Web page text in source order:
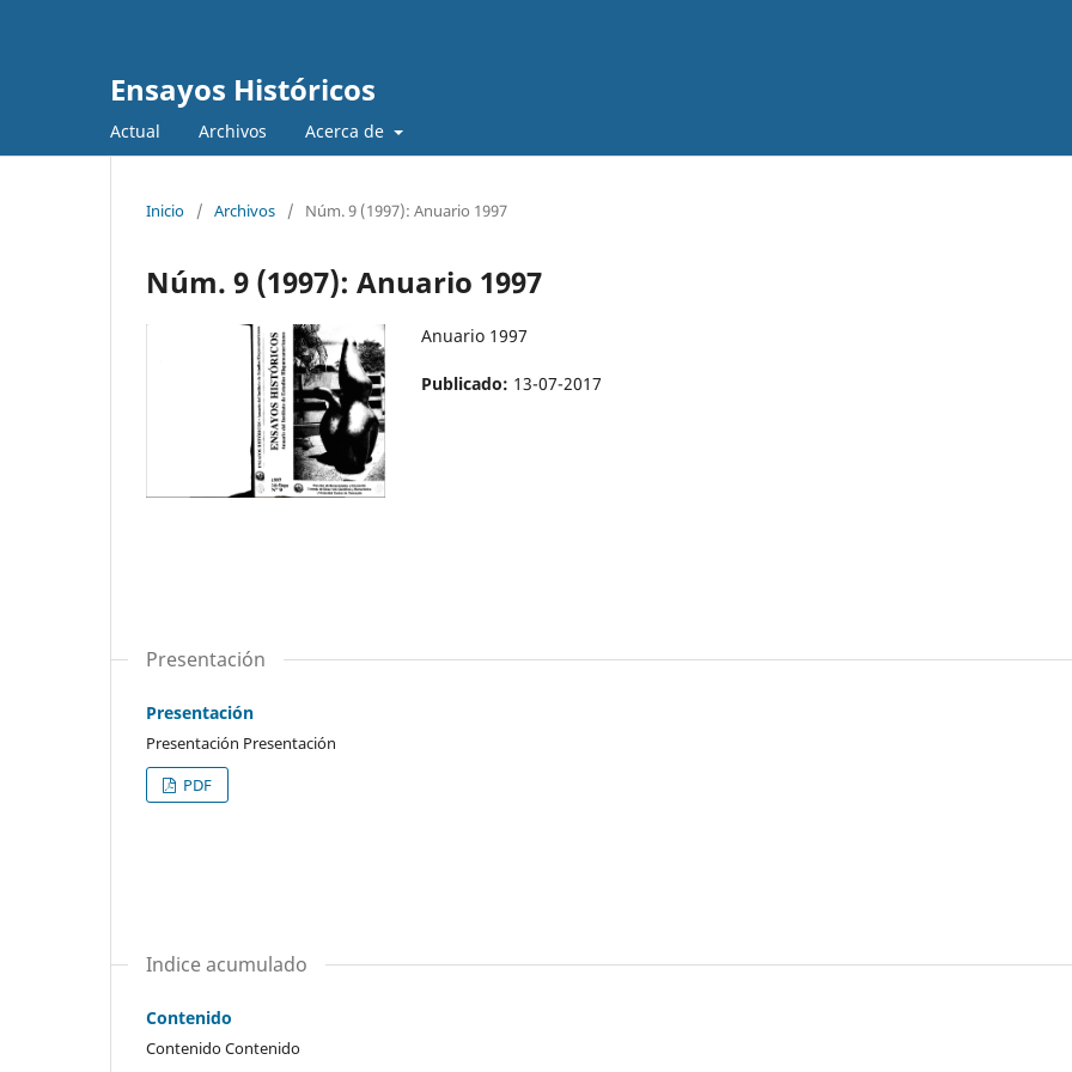
Ensayos Históricos
Actual Archivos Acerca de
Inicio / Archivos / Núm. 9 (1997): Anuario 1997
Núm. 9 (1997): Anuario 1997
Anuario 1997
Publicado: 13-07-2017
Presentación
Presentación
Presentación Presentación
PDF
Indice acumulado
Contenido
Contenido Contenido